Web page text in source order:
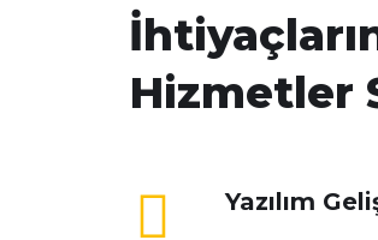
Hizmetler
Yazılım